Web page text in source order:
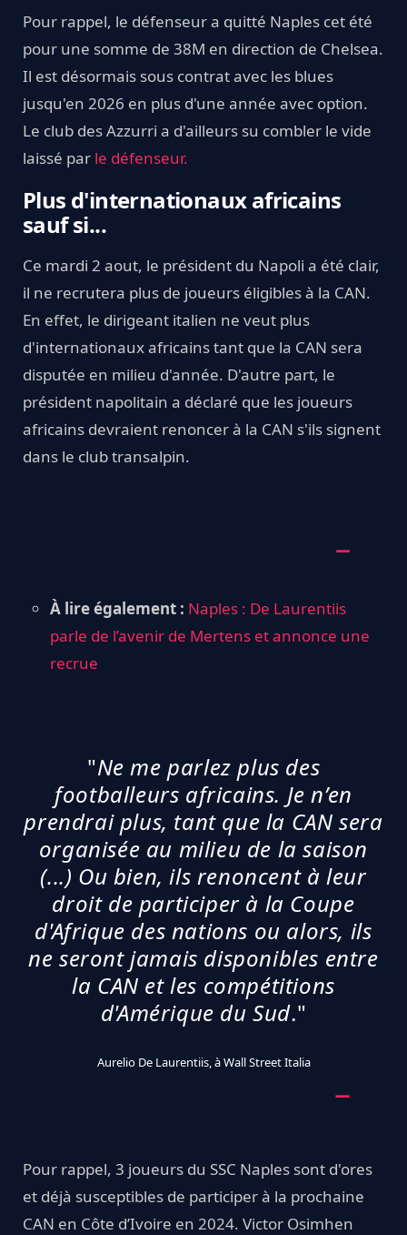
Pour rappel, le défenseur a quitté Naples cet été
pour une somme de 38M en direction de Chelsea.
Il est désormais sous contrat avec les blues
jusqu'en 2026 en plus d'une année avec option.
Le club des Azzurri a d'ailleurs su combler le vide
laissé par le défenseur.
Plus d'internationaux africains
sauf si...
Ce mardi 2 aout, le président du Napoli a été clair,
il ne recrutera plus de joueurs éligibles à la CAN.
En effet, le dirigeant italien ne veut plus
d'internationaux africains tant que la CAN sera
disputée en milieu d'année. D'autre part, le
président napolitain a déclaré que les joueurs
africains devraient renoncer à la CAN s'ils signent
dans le club transalpin.
À lire également : Naples : De Laurentiis
parle de l’avenir de Mertens et annonce une
recrue
"Ne me parlez plus des
footballeurs africains. Je n’en
prendrai plus, tant que la CAN sera
organisée au milieu de la saison
(...) Ou bien, ils renoncent à leur
droit de participer à la Coupe
d'Afrique des nations ou alors, ils
ne seront jamais disponibles entre
la CAN et les compétitions
d'Amérique du Sud."
Aurelio De Laurentiis, à Wall Street Italia
Pour rappel, 3 joueurs du SSC Naples sont d'ores
et déjà susceptibles de participer à la prochaine
CAN en Côte d’Ivoire en 2024. Victor Osimhen